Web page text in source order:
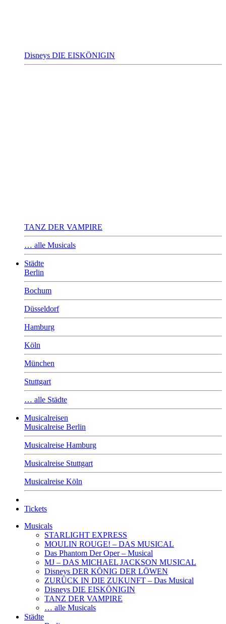
Disneys DIE EISKÖNIGIN
TANZ DER VAMPIRE
… alle Musicals
Städte
Berlin
Bochum
Düsseldorf
Hamburg
Köln
München
Stuttgart
… alle Städte
Musicalreisen
Musicalreise Berlin
Musicalreise Hamburg
Musicalreise Stuttgart
Musicalreise Köln
Tickets
Musicals
STARLIGHT EXPRESS
MOULIN ROUGE! – DAS MUSICAL
Das Phantom Der Oper – Musical
MJ – DAS MICHAEL JACKSON MUSICAL
Disneys DER KÖNIG DER LÖWEN
ZURÜCK IN DIE ZUKUNFT – Das Musical
Disneys DIE EISKÖNIGIN
TANZ DER VAMPIRE
… alle Musicals
Städte